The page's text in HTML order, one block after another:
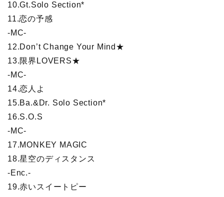
10.Gt.Solo Section*
11.恋の予感
-MC-
12.Don’t Change Your Mind★
13.限界LOVERS★
-MC-
14.恋人よ
15.Ba.&Dr. Solo Section*
16.S.O.S
-MC-
17.MONKEY MAGIC
18.星空のディスタンス
-Enc.-
19.赤いスイートピー